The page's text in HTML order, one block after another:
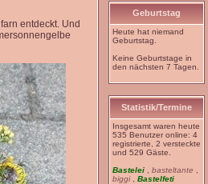
entdeckt. Und
Geburtstag
Heute hat niemand
Geburtstag.
Keine Geburtstage in
den nächsten 7 Tagen.
Statistik/Termine
Insgesamt waren heute
535 Benutzer online: 4
registrierte, 2 versteckte
und 529 Gäste.
Bastelei
basteltante
biggi
Bastelfeti